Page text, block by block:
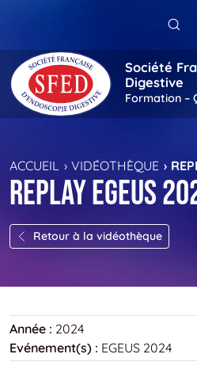
Société
Digestive
Formation –
ACCUEIL VIDÉOTHÈQUE
Replay EGEUS
Retour à la vidéothèque
Année : 2024
Evénement(s) : EGEUS 2024